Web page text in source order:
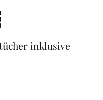
inklusive